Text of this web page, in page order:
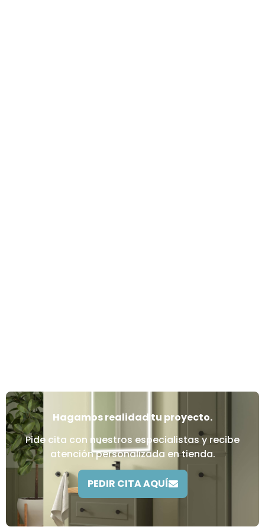
Hagamos realidad tu proyecto.
Pide cita con nuestros especialistas y recibe
atención personalizada en tienda.
PEDIR CITA AQUÍ